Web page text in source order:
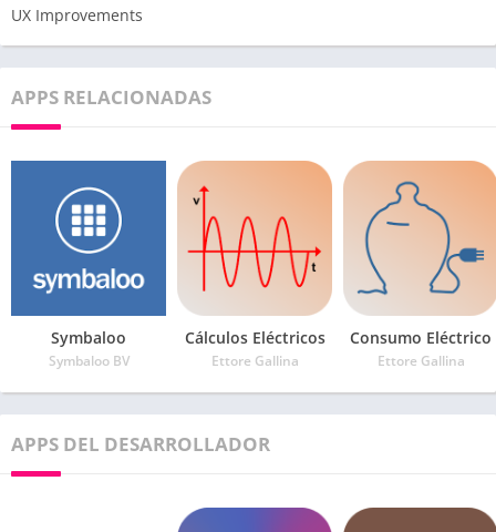
UX Improvements
APPS RELACIONADAS
Symbaloo
Symbaloo BV
Cálculos Eléctricos
Ettore Gallina
Consumo Eléctrico
Ettore Gallina
APPS DEL DESARROLLADOR